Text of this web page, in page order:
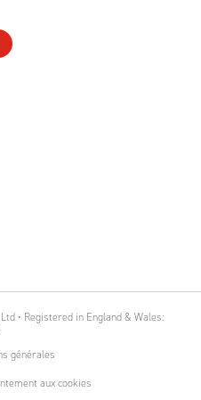
• Registered in England & Wales:
générales
aux cookies